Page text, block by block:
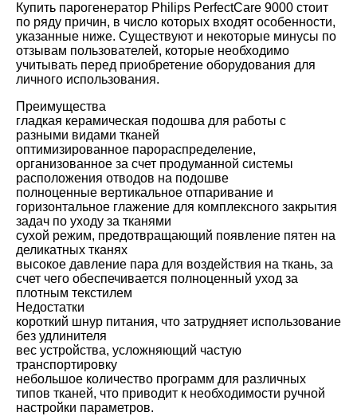
Купить парогенератор Philips PerfectCare 9000 стоит
по ряду причин, в число которых входят особенности,
указанные ниже. Существуют и некоторые минусы по
отзывам пользователей, которые необходимо
учитывать перед приобретение оборудования для
личного использования.
Преимущества
гладкая керамическая подошва для работы с
разными видами тканей
оптимизированное парораспределение,
организованное за счет продуманной системы
расположения отводов на подошве
полноценные вертикальное отпаривание и
горизонтальное глажение для комплексного закрытия
задач по уходу за тканями
сухой режим, предотвращающий появление пятен на
деликатных тканях
высокое давление пара для воздействия на ткань, за
счет чего обеспечивается полноценный уход за
плотным текстилем
Недостатки
короткий шнур питания, что затрудняет использование
без удлинителя
вес устройства, усложняющий частую
транспортировку
небольшое количество программ для различных
типов тканей, что приводит к необходимости ручной
настройки параметров.